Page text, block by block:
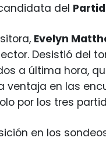
del
Evelyn
Desistió del
a última hora,
ventaja en las
por los tres
en los